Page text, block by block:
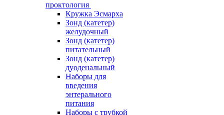
проктология
Кружка Эсмарха
Зонд (катетер)
желудочный
Зонд (катетер)
питательный
Зонд (катетер)
дуоденальный
Наборы для
введения
энтерального
питания
Наборы с трубкой